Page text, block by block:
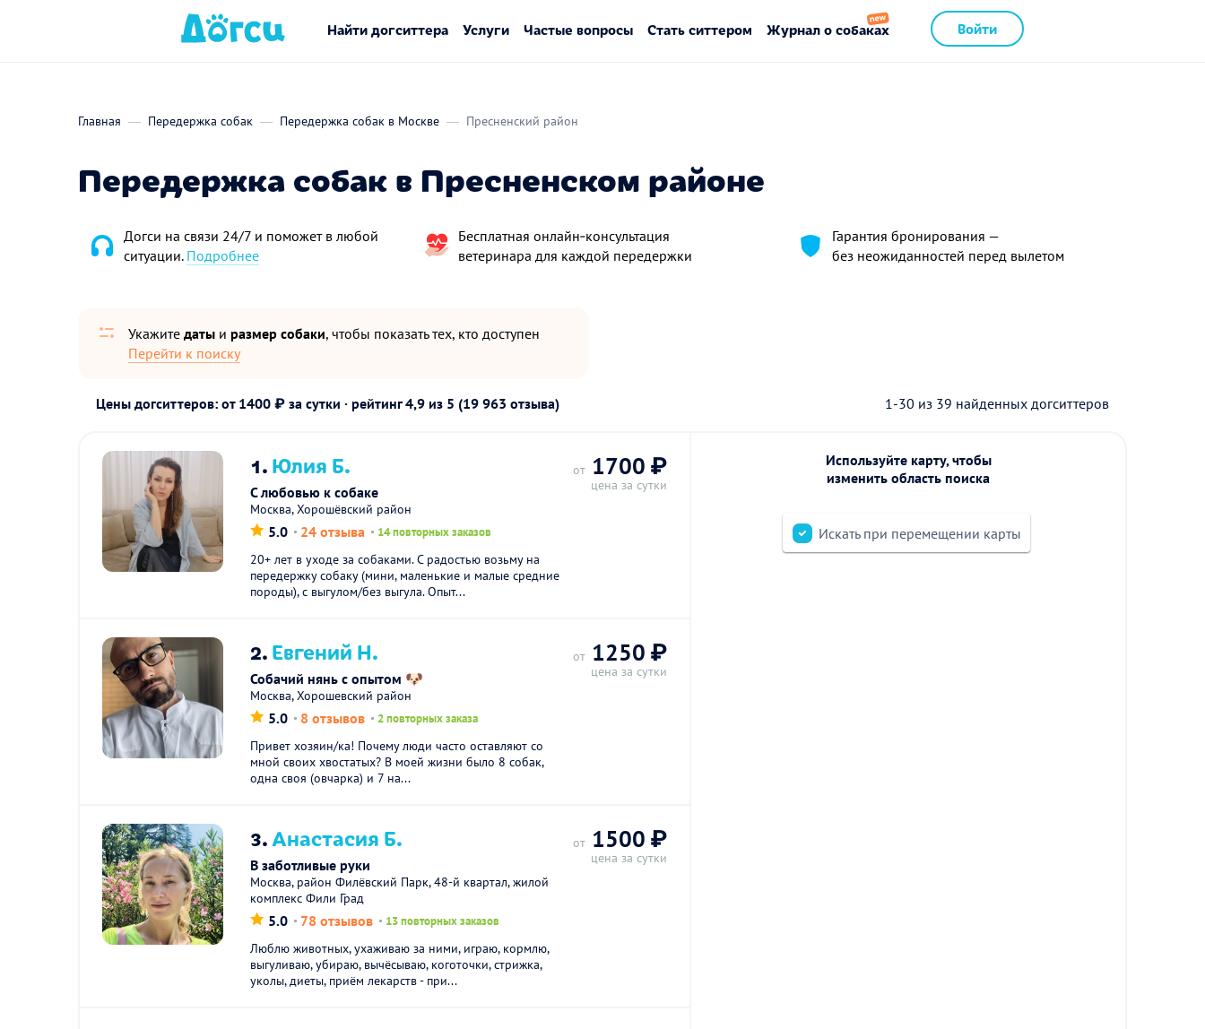
Войти
Найти догситтера Услуги Частые вопросы Стать ситтером Журнал о собаках
Главная Передержка собак Передержка собак в Москве Пресненский район
Передержка собак в Пресненском районе
Догси на связи 24/7 и поможет в любой
ситуации. Подробнее
Бесплатная онлайн‑консультация
ветеринара для каждой передержки
Гарантия бронирования —
без неожиданностей перед вылетом
Укажите даты и размер собаки, чтобы показать тех, кто доступен
Перейти к поиску
Цены догситтеров: от 1400 ₽ за сутки · рейтинг4,9 из 5 (19 963 отзыва) 1-30 из 39 найденных догситтеров
1.Юлия Б.
С любовью к собаке
Москва, Хорошёвский район
5.0 24 отзыва 14 повторных заказов
20+ лет в уходе за собаками. С радостью возьму на
передержку собаку (мини, маленькие и малые средние
породы), с выгулом/без выгула. Опыт...
от 1700 ₽
цена за сутки
2.Евгений Н.
Собачий нянь с опытом 🐶
Москва, Хорошевский район
5.0 8 отзывов 2 повторных заказа
Привет хозяин/ка! Почему люди часто оставляют со
мной своих хвостатых? В моей жизни было 8 собак,
одна своя (овчарка) и 7 на...
от 1250 ₽
цена за сутки
3.Анастасия Б.
В заботливые руки
Москва, район Филёвский Парк, 48-й квартал, жилой
комплекс Фили Град
5.0 78 отзывов 13 повторных заказов
Люблю животных, ухаживаю за ними, играю, кормлю,
выгуливаю, убираю, вычёсываю, коготочки, стрижка,
уколы, диеты, приём лекарств - при...
от 1500 ₽
цена за сутки
Используйте карту, чтобы
изменить область поиска
Искать при перемещении карты